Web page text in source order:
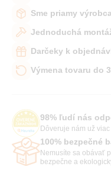
Sme priamy výrobca
Jednoduchá
Darčeky k
Výmena tovaru do
98% ľudí nás
Dôveruje nám už viac
100% bezpečné
Nemusíte sa obávať
bezpečne a